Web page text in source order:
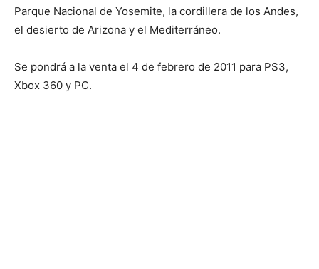
Parque Nacional de Yosemite, la cordillera de los Andes,
el desierto de Arizona y el Mediterráneo.
Se pondrá a la venta el 4 de febrero de 2011 para PS3,
Xbox 360 y PC.